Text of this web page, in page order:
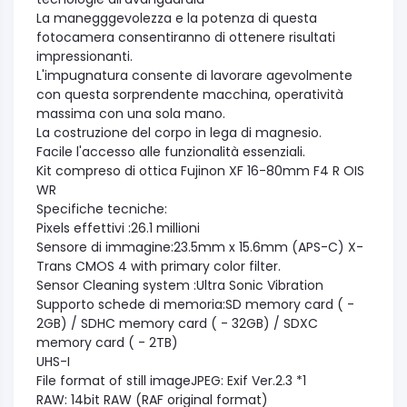
La manegggevolezza e la potenza di questa
fotocamera consentiranno di ottenere risultati
impressionanti.
L'impugnatura consente di lavorare agevolmente
con questa sorprendente macchina, operatività
massima con una sola mano.
La costruzione del corpo in lega di magnesio.
Facile l'accesso alle funzionalità essenziali.
Kit compreso di ottica Fujinon XF 16-80mm F4 R OIS
WR
Specifiche tecniche:
Pixels effettivi :26.1 millioni
Sensore di immagine:23.5mm x 15.6mm (APS-C) X-
Trans CMOS 4 with primary color filter.
Sensor Cleaning system :Ultra Sonic Vibration
Supporto schede di memoria:SD memory card ( -
2GB) / SDHC memory card ( - 32GB) / SDXC
memory card ( - 2TB)
UHS-I
File format of still imageJPEG: Exif Ver.2.3 *1
RAW: 14bit RAW (RAF original format)